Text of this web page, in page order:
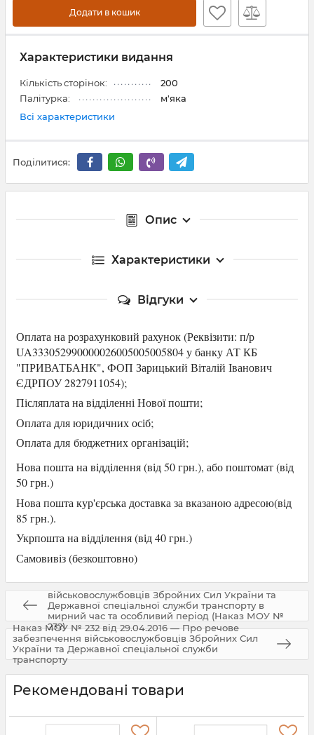
Додати в кошик
Характеристики видання
Кількість сторінок:
200
Палітурка:
м'яка
Всі характеристики
Поділитися:
Опис
Характеристики
Відгуки
Оплата на розрахунковий рахунок (Реквізити: п/р
UA333052990000026005005005804 у банку АТ КБ
"ПРИВАТБАНК", ФОП Зарицький Віталій Іванович
ЄДРПОУ 2827911054);
Післяплата на відділенні Нової пошти;
Оплата для юридичних осіб;
Оплата для бюджетних організацій;
Нова пошта на відділення (від 50 грн.), абопоштомат (від
50 грн.)
Нова пошта кур'єрська доставка за вказаною адресою(від
85 грн.).
Укрпошта на відділення (від 40 грн.)
Самовивіз (безкоштовно)
Інструкція про організацію речового забезпечення
військовослужбовців Збройних Сил України та
Державної спеціальної служби транспорту в
мирний час та особливий період (Наказ МОУ №
232)
Наказ МОУ № 232 від 29.04.2016 — Про речове
забезпечення військовослужбовців Збройних Сил
України та Державної спеціальної служби
транспорту
Рекомендовані товари